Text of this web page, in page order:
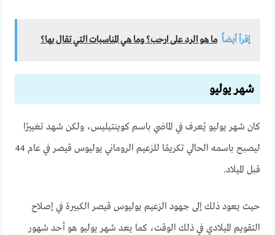
إقرأ أيضاً ما هو الرد على ارحب؟ وما هي المناسبات التي تقال بها؟
شهر يوليو
كان شهر يوليو يُعرف في الماضي باسم كوينتيليس، ولكن شهد تغييرًا
ليصبح باسمه الحالي تكريمًا للزعيم الروماني يوليوس قيصر في عام 44
قبل الميلاد.
حيث يعود ذلك إلى جهود الزعيم يوليوس قيصر الكبيرة في إصلاح
التقويم الميلادي في ذلك الوقت، كما يعد شهر يوليو هو أحد شهور